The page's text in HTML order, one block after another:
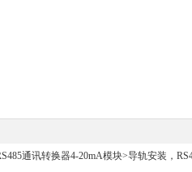
通讯转换器4-20mA模块>导轨安装，